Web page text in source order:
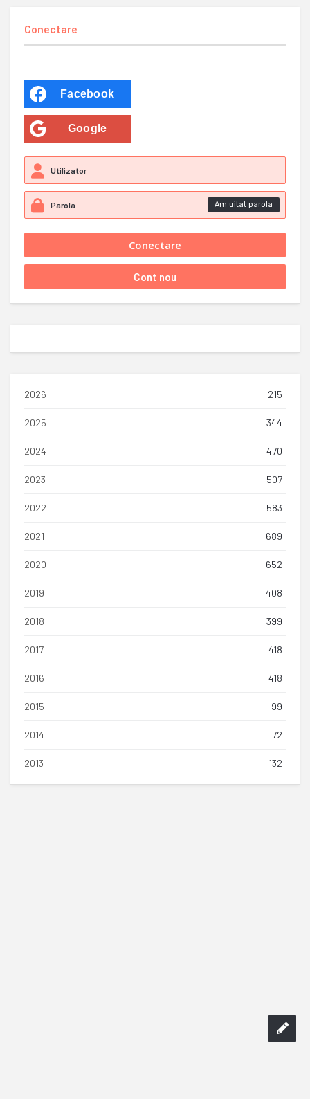
Conectare
Facebook
Google
Am uitat parola
2026 215
2025 344
2024 470
2023 507
2022 583
2021 689
2020 652
2019 408
2018 399
2017 418
2016 418
2015 99
2014 72
2013 132